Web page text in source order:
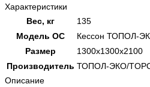
Характеристики
Вес, кг
135
Модель ОС
Кессон ТОПОЛ-
Размер
1300х1300х2100
Производитель ТОПОЛ-ЭКО/
Описание